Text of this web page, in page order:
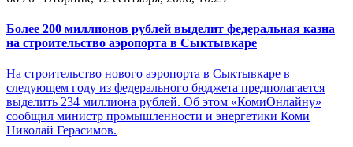
Более 200 миллионов рублей выделит федеральная казна
на строительство аэропорта в Сыктывкаре
На строительство нового аэропорта в Сыктывкаре в
следующем году из федерального бюджета предполагается
выделить 234 миллиона рублей. Об этом «КомиОнлайну»
сообщил министр промышленности и энергетики Коми
Николай Герасимов.